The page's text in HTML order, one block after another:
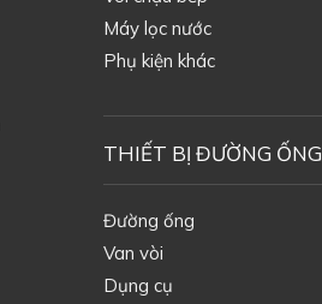
Máy lọc nước
Phụ kiện khác
THIẾT BỊ ĐƯỜNG ỐNG
Đường ống
Van vòi
Dụng cụ